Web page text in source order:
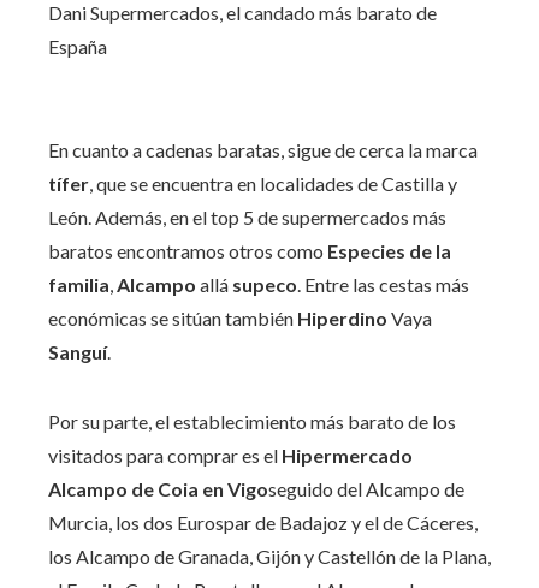
Dani Supermercados, el candado más barato de
España
En cuanto a cadenas baratas, sigue de cerca la marca
tífer, que se encuentra en localidades de Castilla y
León. Además, en el top 5 de supermercados más
baratos encontramos otros como Especies de la
familia,Alcampo allá supeco. Entre las cestas más
económicas se sitúan también Hiperdino Vaya
Sanguí.
Por su parte, el establecimiento más barato de los
visitados para comprar es el Hipermercado
Alcampo de Coia en Vigoseguido del Alcampo de
Murcia, los dos Eurospar de Badajoz y el de Cáceres,
los Alcampo de Granada, Gijón y Castellón de la Plana,